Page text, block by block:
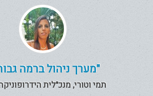
"מערך ניהול ברמה
תמי וטורי, מנכ"לית